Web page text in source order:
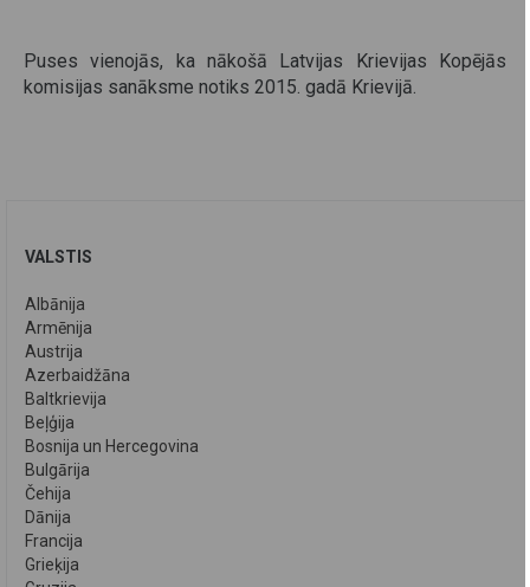
Puses vienojās, ka nākošā Latvijas Krievijas Kopējās
komisijas sanāksme notiks 2015. gadā Krievijā.
VALSTIS
Albānija
Armēnija
Austrija
Azerbaidžāna
Baltkrievija
Beļģija
Bosnija un Hercegovina
Bulgārija
Čehija
Dānija
Francija
Grieķija